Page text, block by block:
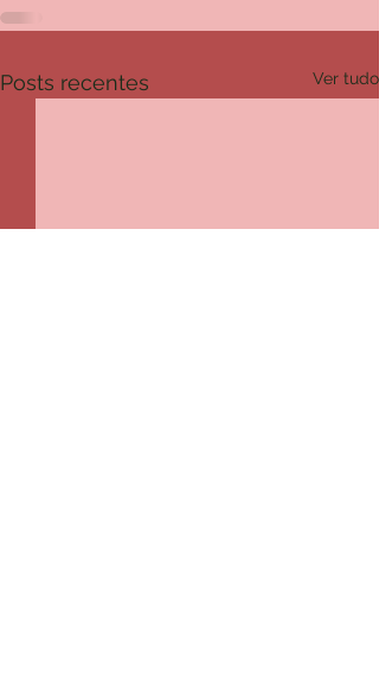
Posts recentes Ver tudo